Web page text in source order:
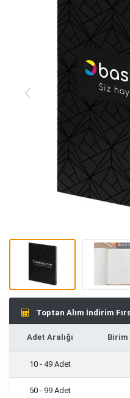
Toptan Alım İndirim
Adet Aralığı Birim
10 - 49 Adet
50 - 99 Adet